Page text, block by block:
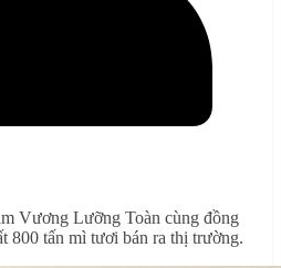
Vương Lưỡng Toàn cùng đồng
800 tấn mì tươi bán ra thị trường.